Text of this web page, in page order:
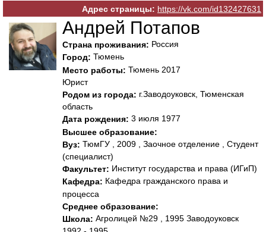
Адрес страницы: https://vk.com/id132427631
Андрей Потапов
Страна проживания: Россия
Город: Тюмень
Место работы: Тюмень 2017
Юрист
Родом из города: г.Заводоуковск, Тюменская
область
Дата рождения: 3 июля 1977
Высшее образование:
Вуз: ТюмГУ , 2009 , Заочное отделение , Студент
(специалист)
Факультет: Институт государства и права (ИГиП)
Кафедра: Кафедра гражданского права и
процесса
Среднее образование:
Школа: Агролицей №29 , 1995 Заводоуковск